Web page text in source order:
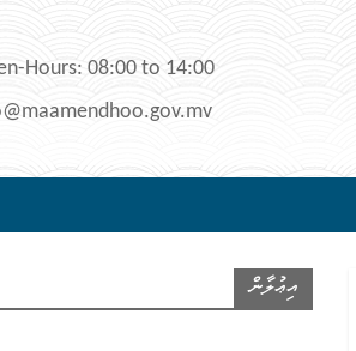
Hours: 08:00 to 14:00
އިޢުލާން